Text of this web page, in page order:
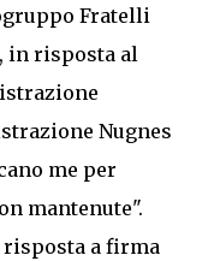
Fratelli
in risposta al
Nugnes
me per
mantenute".
a firma